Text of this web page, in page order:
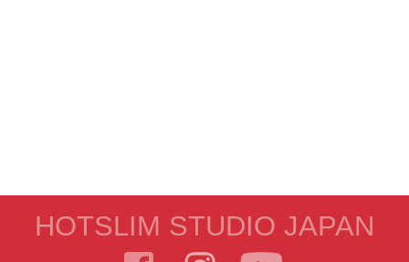
HOTSLIM STUDIO JAPAN